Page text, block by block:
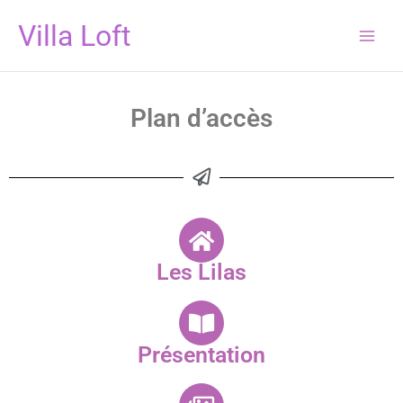
contenu
Villa Loft
Plan d’accès
Les Lilas
Présentation